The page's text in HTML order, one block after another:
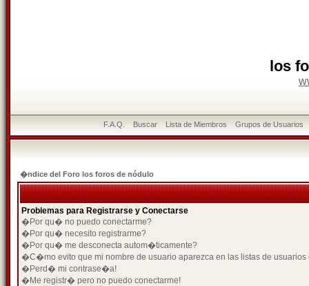
los
F.A.Q. Buscar Lista de Miembros Grupos de Usuarios
�ndice del Foro los foros de nódulo
Problemas para Registrarse y Conectarse
�Por qu� no puedo conectarme?
�Por qu� necesito registrarme?
�Por qu� me desconecta autom�ticamente?
�C�mo evito que mi nombre de usuario aparezca en las listas de usuarios
�Perd� mi contrase�a!
�Me registr� pero no puedo conectarme!